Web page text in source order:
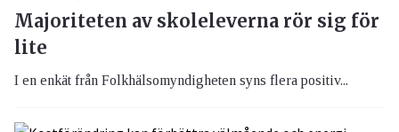
Majoriteten av skoleleverna rör sig för
lite
I en enkät från Folkhälsomyndigheten syns flera positiv...